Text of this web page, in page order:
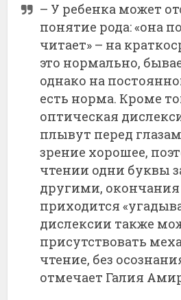
– У ребенка может
понятие рода: «она
читает» – на
это нормально,
однако на
есть норма. Кроме
оптическая
плывут перед
зрение хорошее,
чтении одни буквы
другими, окончания
приходится
дислексии также
присутствовать
чтение, без
отмечает Галия